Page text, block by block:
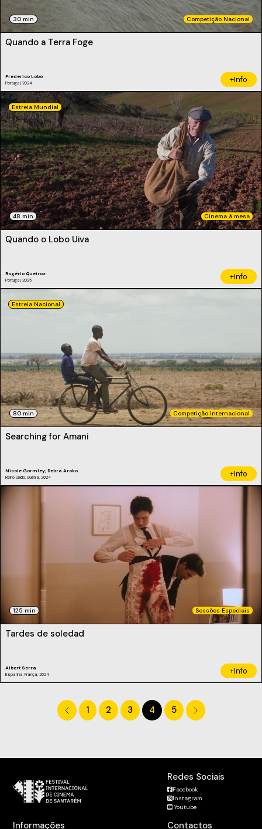
30 min Competição Nacional
Quando a Terra Foge
Frederico Lobo
Portugal, 2024 +Info
Estreia Mundial
48 min Cinema à mesa
Quando o Lobo Uiva
Rogério Queiroz
Portugal, 2025 +Info
Estreia Nacional
80 min Competição Internacional
Searching for Amani
Nicole Gormley; Debra Aroko
Reino Unido, Quénia, 2024 +Info
125 min Sessões Especiais
Tardes de soledad
Albert Serra
Espanha, França, 2024 +Info
1 2 3 4 5
Contactos
Informações
Redes Sociais
Facebook
Instagram
Youtube